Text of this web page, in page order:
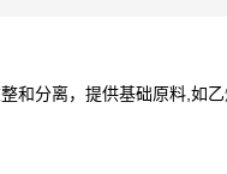
和分离，提供基础原料,如